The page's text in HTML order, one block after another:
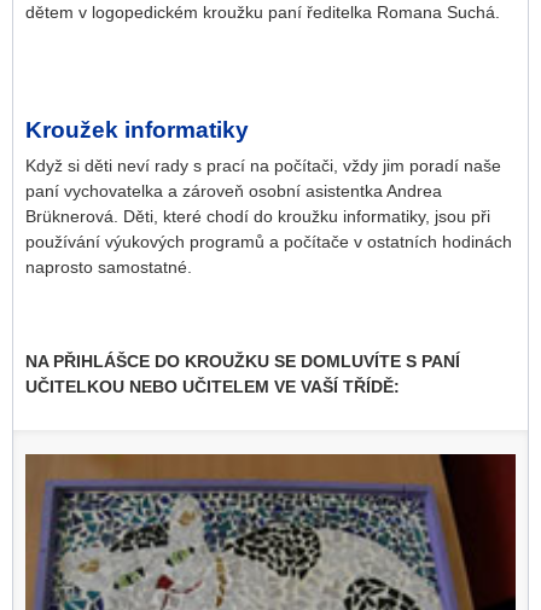
dětem v logopedickém kroužku paní ředitelka Romana Suchá.
Kroužek informatiky
Když si děti neví rady s prací na počítači, vždy jim poradí naše
paní vychovatelka a zároveň osobní asistentka Andrea
Brüknerová. Děti, které chodí do kroužku informatiky, jsou při
používání výukových programů a počítače v ostatních hodinách
naprosto samostatné.
NA PŘIHLÁŠCE DO KROUŽKU SE DOMLUVÍTE S PANÍ
UČITELKOU NEBO UČITELEM VE VAŠÍ TŘÍDĚ: